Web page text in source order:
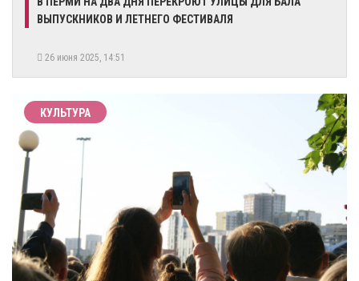
ВЫПУСКНИКОВ И ЛЕТНЕГО ФЕСТИВАЛЯ
26 июня 2025, 14:51
КУЛЬТУРА